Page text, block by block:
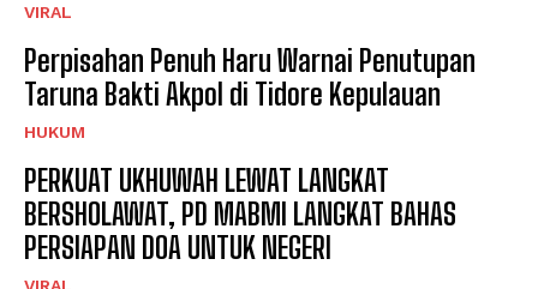
VIRAL
Perpisahan Penuh Haru Warnai Penutupan
Taruna Bakti Akpol di Tidore Kepulauan
HUKUM
PERKUAT UKHUWAH LEWAT LANGKAT
BERSHOLAWAT, PD MABMI LANGKAT BAHAS
PERSIAPAN DOA UNTUK NEGERI